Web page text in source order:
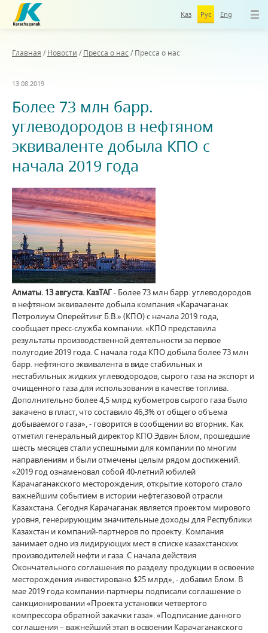
Қаз Рус Eng
Главная / Новости / Пресса о нас/ Пресса о нас
13.08.2019
Более 73 млн барр.
углеводородов в нефтяном
эквиваленте добыла КПО с
начала 2019 года
Алматы. 13 августа. КазТАГ- Более 73 млн барр. углеводородов
в нефтяном эквиваленте добыла компания «Карачаганак
Петролиум Оперейтинг Б.В.» (КПО) с начала 2019 года,
сообщает пресс-служба компании. «КПО представила
результаты производственной деятельности за первое
полугодие 2019 года. C начала года КПО добыла более 73 млн
барр. нефтяного эквивалента в виде стабильных и
нестабильных жидких углеводородов, сырого газа на экспорт и
очищенного газа для использования в качестве топлива.
Дополнительно более 4,5 млрд кубометров сырого газа было
закачено в пласт, что составило 46,3% от общего объема
добываемого газа», - говорится в сообщении во вторник. Как
отметил генеральный директор КПО Эдвин Блом, прошедшие
шесть месяцев стали успешными для компании по многим
направлениям и были отмечены целым рядом достижений.
«2019 год ознаменовал собой 40-летний юбилей
Карачаганакского месторождения, открытие которого стало
важнейшим событием в истории нефтегазовой отрасли
Казахстана. Сегодня Карачаганак является проектом мирового
уровня, генерирующим значительные доходы для Республики
Казахстан и компаний-партнеров по проекту. Компания
занимает одно из лидирующих мест в списке казахстанских
производителей нефти и газа. С начала действия
Окончательного соглашения по разделу продукции в освоение
месторождения инвестировано $25 млрд», - добавил Блом. В
мае 2019 года компании-партнеры подписали соглашение о
санкционировании «Проекта установки четвертого
компрессора обратной закачки газа». «Подписание данного
соглашения – важнейший этап в освоении Карачаганакского